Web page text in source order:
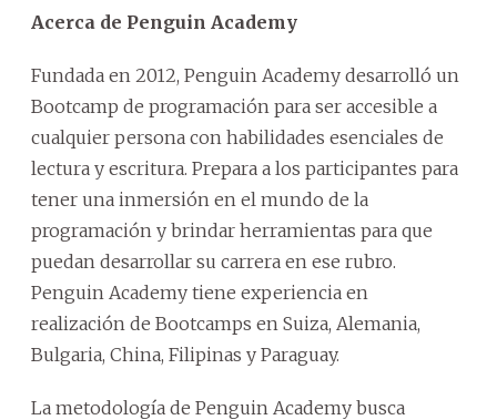
Acerca de Penguin Academy
Fundada en 2012, Penguin Academy desarrolló un
Bootcamp de programación para ser accesible a
cualquier persona con habilidades esenciales de
lectura y escritura. Prepara a los participantes para
tener una inmersión en el mundo de la
programación y brindar herramientas para que
puedan desarrollar su carrera en ese rubro.
Penguin Academy tiene experiencia en
realización de Bootcamps en Suiza, Alemania,
Bulgaria, China, Filipinas y Paraguay.
La metodología de Penguin Academy busca